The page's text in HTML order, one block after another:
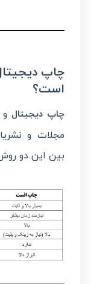
چاپ
است؟
چاپ دیجیتال
مجلات و
بین این دو